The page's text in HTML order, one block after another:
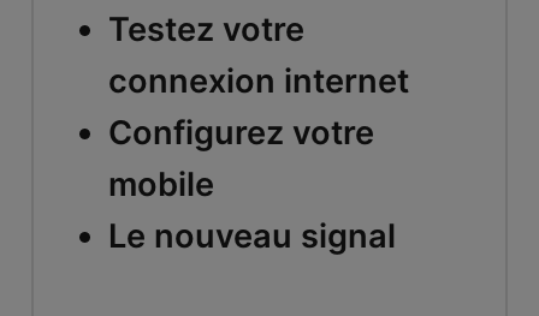
Testez votre
connexion internet
Configurez votre
mobile
Le nouveau signal